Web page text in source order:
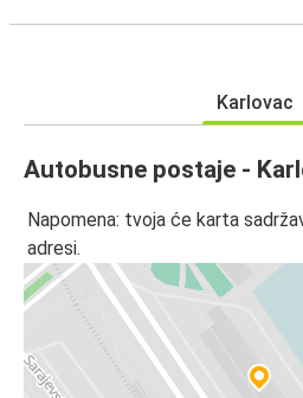
Karlovac
Autobusne postaje -
Napomena: tvoja će karta
adresi.